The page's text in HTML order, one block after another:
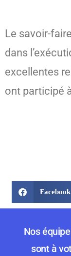
Le savoir-
dans
excellentes
ont participé
Facebook
Nos
sont à